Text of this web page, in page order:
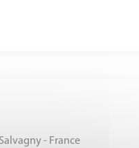
- France